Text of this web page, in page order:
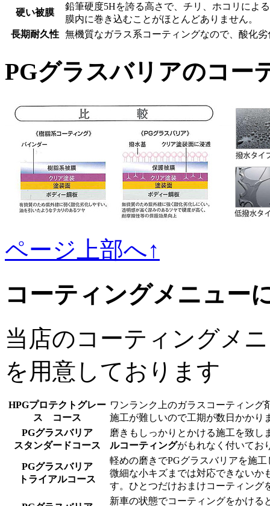
硬い被膜
鉛筆硬度5Hを誇る高さで、チリ、ホコリによ
膜内に巻き込むことがほとんどありません。
長期耐久性
無機質なガラス系コーティングなので、酸化
PGグラスバリアのコー
ページ上部へ↑
コーティングメニュー
当店のコーティングメ
を用意しております
HPGプロテクトグレー
ス コース
ワンランク上のガラスコーティング
施工が難しいので工期が数日かかり
PGグラスバリア
スタンダードコース
磨きもしっかりとかける施工を致し
ルコーティングがもれなく付いてお
PGグラスバリア
トライアルコース
軽めの磨きでPGグラスバリアを施工
微細な小キズまでは対応できないか
す。ひとつだけおまけコーティング
新車の状態でコーティングをかける